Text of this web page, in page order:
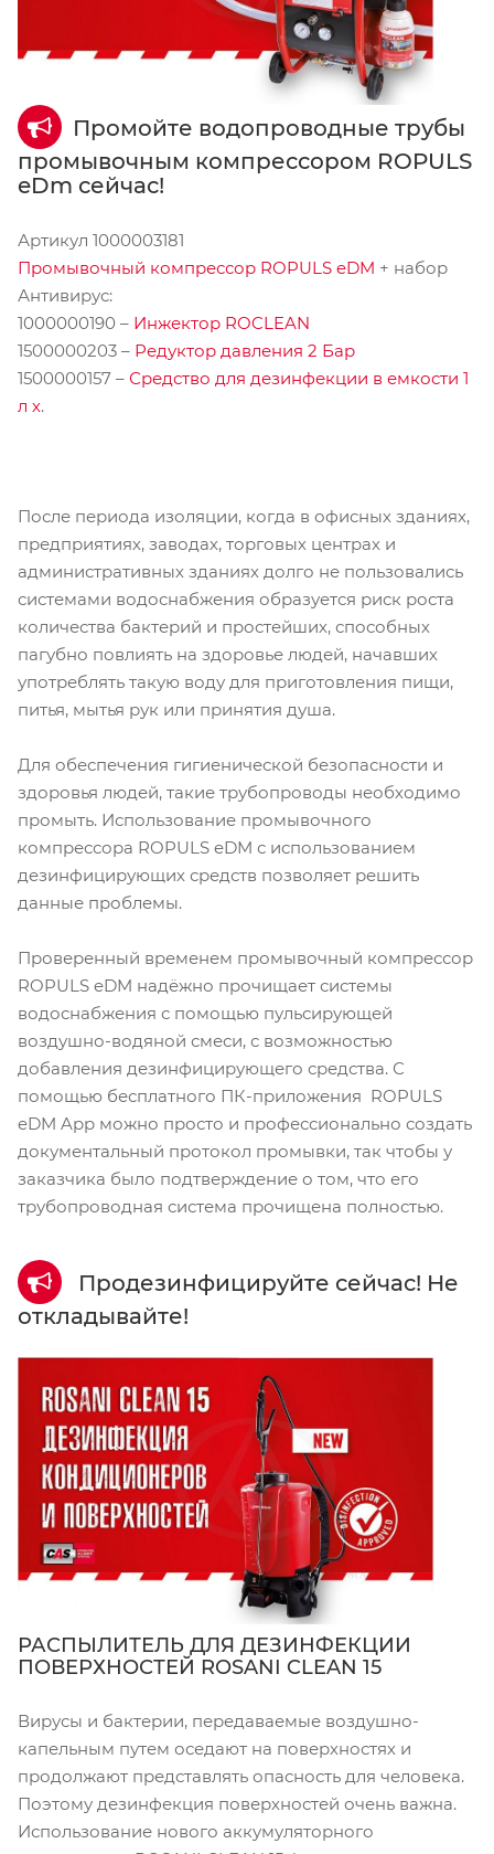
Промойте водопроводные трубы
промывочным компрессором ROPULS
eDm сейчас!
Артикул 1000003181
Промывочный компрессор ROPULS eDM + набор
Антивирус:
1000000190 – Инжектор ROCLEAN
1500000203 – Редуктор давления 2 Бар
1500000157 – Средство для дезинфекции в емкости 1
л х.
После периода изоляции, когда в офисных зданиях,
предприятиях, заводах, торговых центрах и
административных зданиях долго не пользовались
системами водоснабжения образуется риск роста
количества бактерий и простейших, способных
пагубно повлиять на здоровье людей, начавших
употреблять такую воду для приготовления пищи,
питья, мытья рук или принятия душа.
Для обеспечения гигиенической безопасности и
здоровья людей, такие трубопроводы необходимо
промыть. Использование промывочного
компрессора ROPULS eDM с использованием
дезинфицирующих средств позволяет решить
данные проблемы.
Проверенный временем промывочный компрессор
ROPULS eDM надёжно прочищает системы
водоснабжения с помощью пульсирующей
воздушно-водяной смеси, с возможностью
добавления дезинфицирующего средства. С
помощью бесплатного ПК-приложения ROPULS
eDM App можно просто и профессионально создать
документальный протокол промывки, так чтобы у
заказчика было подтверждение о том, что его
трубопроводная система прочищена полностью.
Продезинфицируйте сейчас! Не
откладывайте!
РАСПЫЛИТЕЛЬ ДЛЯ ДЕЗИНФЕКЦИИ
ПОВЕРХНОСТЕЙ ROSANI CLEAN 15
Вирусы и бактерии, передаваемые воздушно-
капельным путем оседают на поверхностях и
продолжают представлять опасность для человека.
Поэтому дезинфекция поверхностей очень важна.
Использование нового аккумуляторного